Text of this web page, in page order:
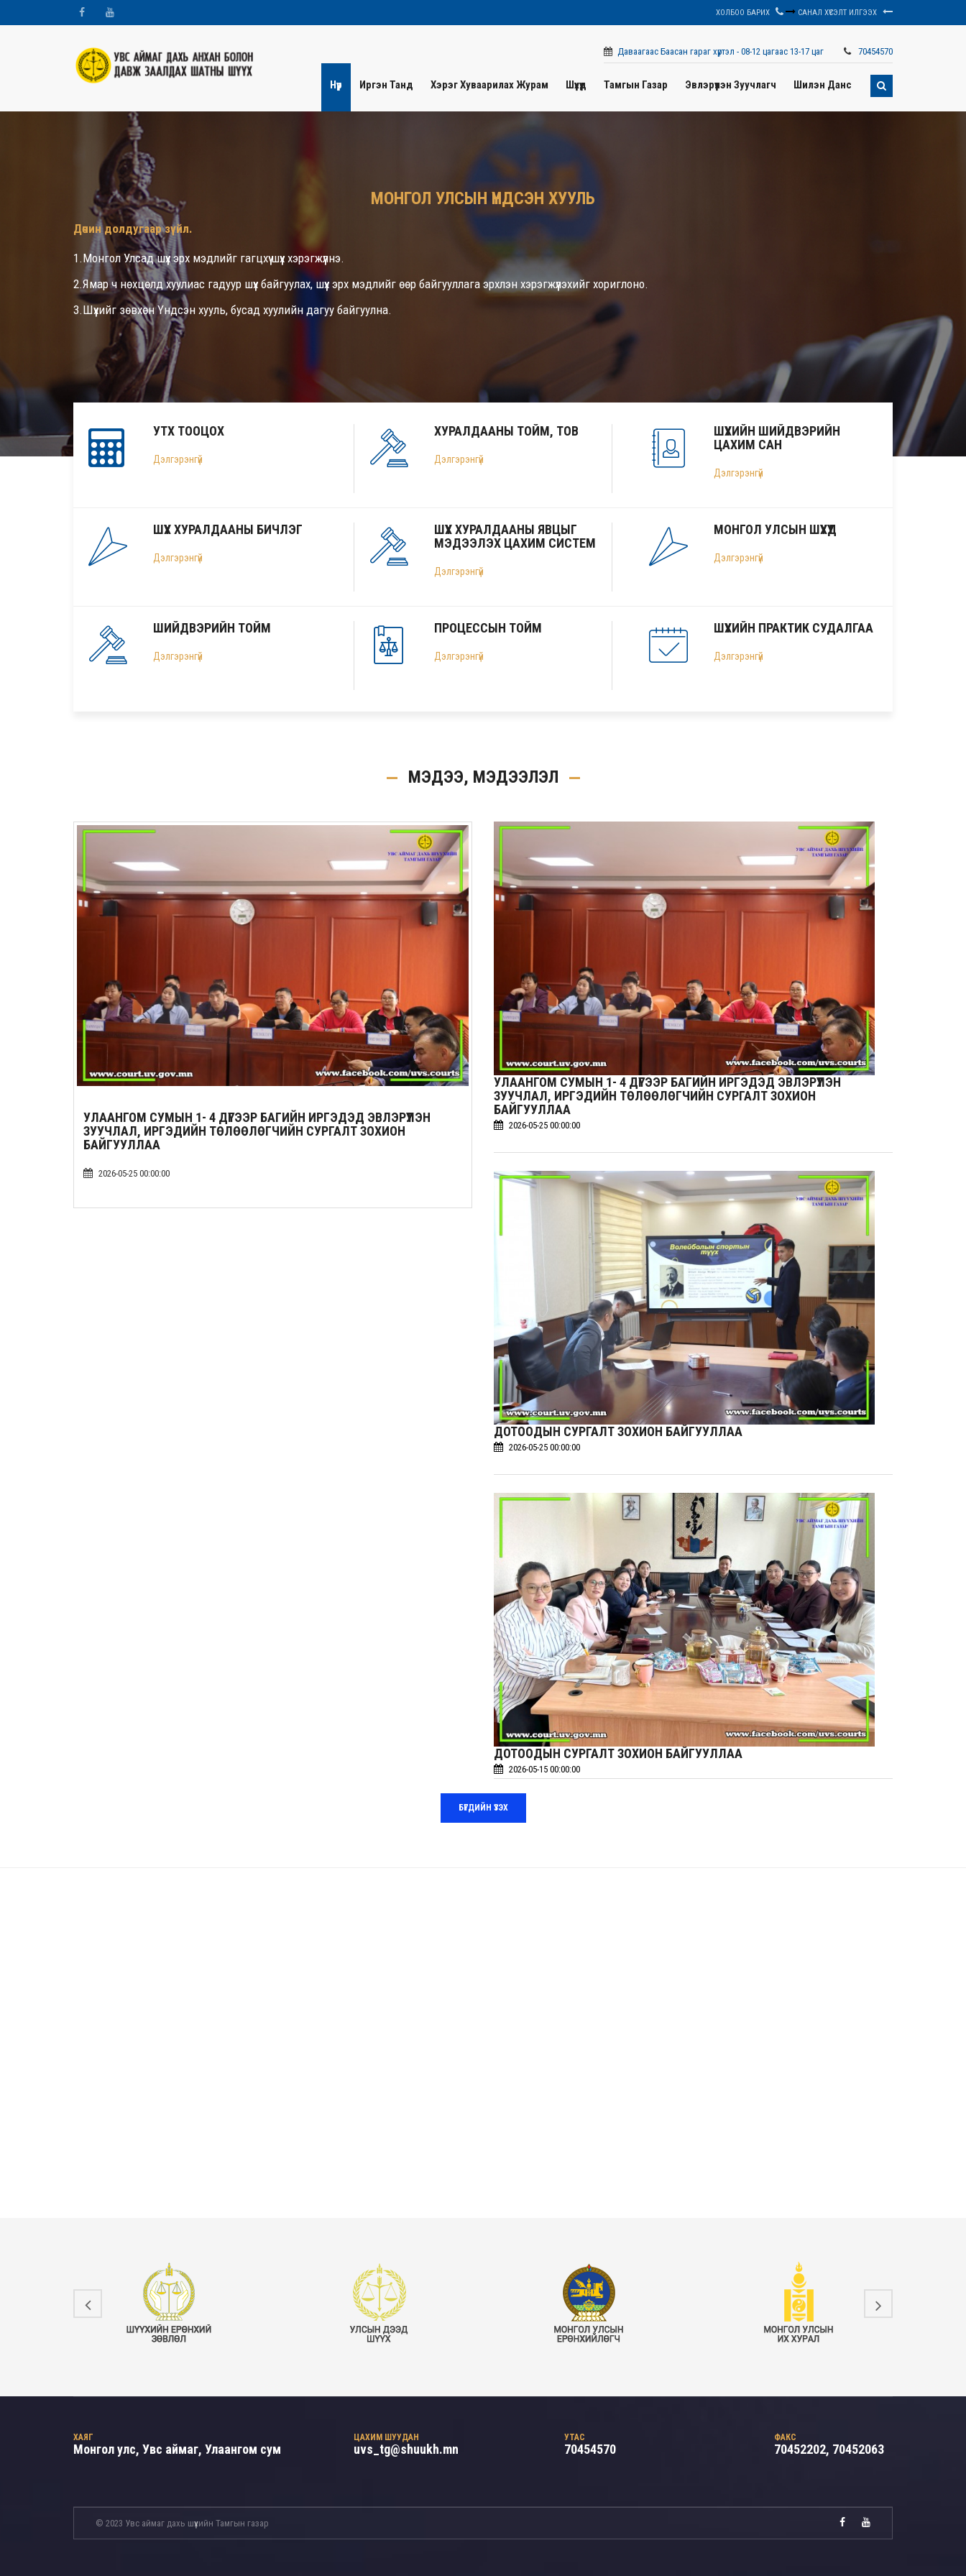
ХОЛБОО БАРИХ САНАЛ ХҮСЭЛТ ИЛГЭЭХ
Даваагаас Баасан гараг хүртэл - 08-12 цагаас 13-17 цаг 70454570
Нүүр Иргэн Танд Хэрэг Хуваарилах Журам Шүүхүүд Тамгын Газар Эвлэрүүлэн Зуучлагч Шилэн Данс
МОНГОЛ УЛСЫН ҮНДСЭН ХУУЛЬ
Дөчин долдугаар зүйл.
1.Монгол Улсад шүүх эрх мэдлийг гагцхүү шүүх хэрэгжүүлнэ.
2.Ямар ч нөхцөлд хуулиас гадуур шүүх байгуулах, шүүх эрх мэдлийг өөр байгууллага эрхлэн хэрэгжүүлэхийг хориглоно.
3.Шүүхийг зөвхөн Үндсэн хууль, бусад хуулийн дагуу байгуулна.
УТХ ТООЦОХ
Дэлгэрэнгүй
ХУРАЛДААНЫ ТОЙМ, ТОВ
Дэлгэрэнгүй
ШҮҮХИЙН ШИЙДВЭРИЙН
ЦАХИМ САН
Дэлгэрэнгүй
ШҮҮХ ХУРАЛДААНЫ БИЧЛЭГ
Дэлгэрэнгүй
ШҮҮХ ХУРАЛДААНЫ ЯВЦЫГ
МЭДЭЭЛЭХ ЦАХИМ СИСТЕМ
Дэлгэрэнгүй
МОНГОЛ УЛСЫН ШҮҮХҮҮД
Дэлгэрэнгүй
ШИЙДВЭРИЙН ТОЙМ
Дэлгэрэнгүй
ПРОЦЕССЫН ТОЙМ
Дэлгэрэнгүй
ШҮҮХИЙН ПРАКТИК СУДАЛГАА
Дэлгэрэнгүй
МЭДЭЭ, МЭДЭЭЛЭЛ
УЛААНГОМ СУМЫН 1- 4 ДҮГЭЭР БАГИЙН ИРГЭДЭД ЭВЛЭРҮҮЛЭН
ЗУУЧЛАЛ, ИРГЭДИЙН ТӨЛӨӨЛӨГЧИЙН СУРГАЛТ ЗОХИОН
БАЙГУУЛЛАА
2026-05-25 00:00:00
УЛААНГОМ СУМЫН 1- 4 ДҮГЭЭР БАГИЙН ИРГЭДЭД ЭВЛЭРҮҮЛЭН
ЗУУЧЛАЛ, ИРГЭДИЙН ТӨЛӨӨЛӨГЧИЙН СУРГАЛТ ЗОХИОН
БАЙГУУЛЛАА
2026-05-25 00:00:00
ДОТООДЫН СУРГАЛТ ЗОХИОН БАЙГУУЛЛАА
2026-05-25 00:00:00
ДОТООДЫН СУРГАЛТ ЗОХИОН БАЙГУУЛЛАА
2026-05-15 00:00:00
БҮГДИЙН ҮЗЭХ
ХАЯГ
Монгол улс, Увс аймаг, Улаангом сум
ЦАХИМ ШУУДАН
uvs_tg@shuukh.mn
УТАС
70454570
ФАКС
70452202, 70452063
© 2023 Увс аймаг дахь шүүхийн Тамгын газар